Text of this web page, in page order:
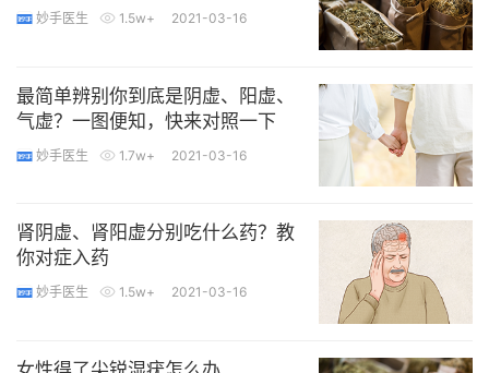
妙手医生 1.5w+ 2021-03-16
最简单辨别你到底是阴虚、阳虚、
气虚？一图便知，快来对照一下
妙手医生 1.7w+ 2021-03-16
肾阴虚、肾阳虚分别吃什么药？教
你对症入药
妙手医生 1.5w+ 2021-03-16